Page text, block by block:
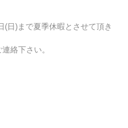
(日)まで夏季休暇とさせて頂き
絡下さい。